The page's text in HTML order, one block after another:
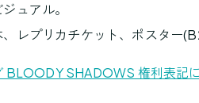
ュアル。
レプリカチケット、ポスター
SHADOWS 権利表記